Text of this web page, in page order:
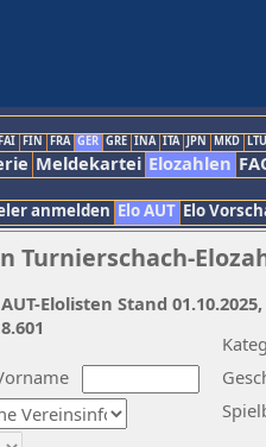
FIN FRA GER GRE INA ITA JPN MKD LTU
Meldekartei Elozahlen
anmelden Elo AUT Elo
AUT-Elolisten Stand
8.601